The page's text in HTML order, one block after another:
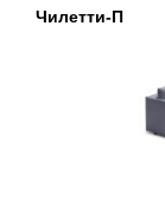
Чилетти-П